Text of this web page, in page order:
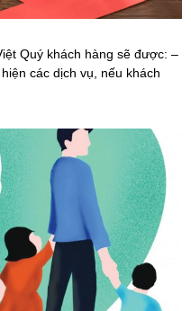
Quý khách hàng sẽ được: –
các dịch vụ, nếu khách